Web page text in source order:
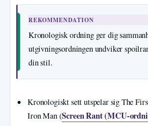
REKOMMENDATION
Kronologisk ordning ger dig
utgivningsordningen undviker
din stil.
Kronologiskt sett utspelar sig The
Iron Man (Screen Rant (MCU-